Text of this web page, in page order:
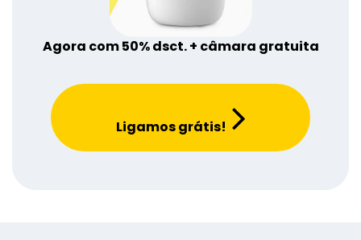
Agora com 50% dsct. + câmara gratuita
Ligamos grátis!